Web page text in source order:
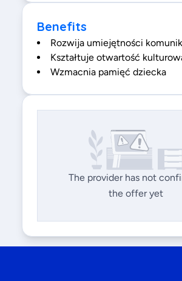
Benefits
Rozwija umiejętności
Kształtuje otwartość
Wzmacnia pamięć dziecka
The provider has not
the offer yet